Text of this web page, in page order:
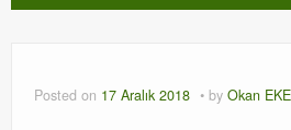
Posted on 17 Aralık 2018 by Okan EKE